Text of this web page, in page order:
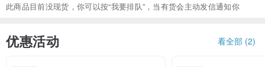
此商品目前没现货，你可以按“我要排队”，当有货会主动发信通知你
优惠活动 看全部 (2)